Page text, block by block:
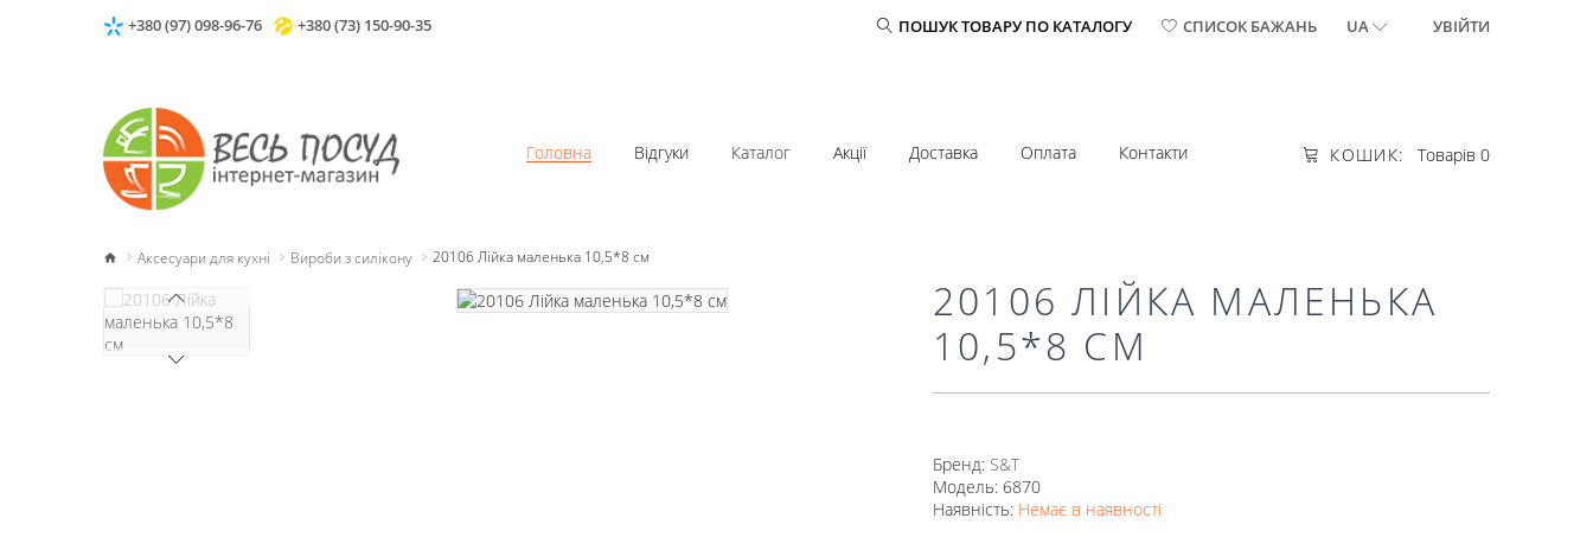
+380 (97) 098-96-76 +380 (73) 150-90-35 ПОШУК ТОВАРУ ПО КАТАЛОГУ СПИСОК БАЖАНЬ UA УВІЙТИ
КОШИК: Товарів 0
Головна Відгуки Каталог Акції Доставка Оплата Контакти
Аксесуари для кухні Вироби з силікону 20106 Лійка маленька 10,5*8 см
20106 ЛІЙКА МАЛЕНЬКА
10,5*8 СМ
Бренд: S&T
Модель: 6870
Наявність: Немає в наявності